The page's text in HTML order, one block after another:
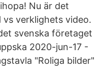
Nu är det
verklighets video.
svenska företaget
2020-jun-17 -
"Roliga bilder"